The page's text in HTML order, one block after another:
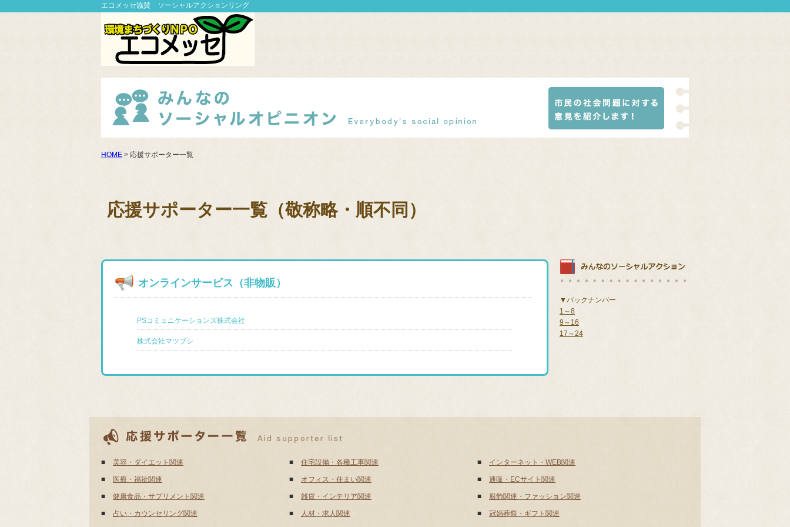
エコメッセ協賛 ソーシャルアクションリング
HOME > 応援サポーター一覧
応援サポーター一覧（敬称略・順不同）
オンラインサービス（非物販）
PSコミュニケーションズ株式会社
株式会社マツブシ
▼バックナンバー
1～8
9～16
17～24
美容・ダイエット関連
■
医療・福祉関連
■
健康食品・サプリメント関連
■
占い・カウンセリング関連
■
住宅設備・各種工事関連
■
オフィス・住まい関連
■
雑貨・インテリア関連
■
人材・求人関連
■
インターネット・WEB関連
■
通販・ECサイト関連
■
服飾関連・ファッション関連
■
冠婚葬祭・ギフト関連
■